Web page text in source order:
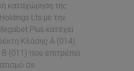
καταχώρηση της
Lts με την
Plus κατέχει
Κλάσης Α (014)
(011) που επιτρέπει
σε